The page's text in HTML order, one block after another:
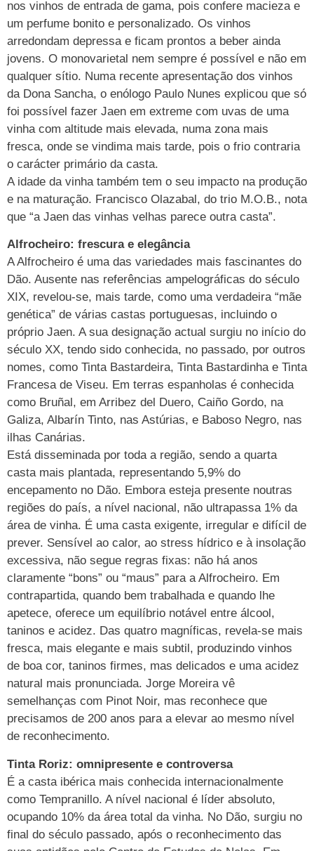
nos vinhos de entrada de gama, pois confere macieza e
um perfume bonito e personalizado. Os vinhos
arredondam depressa e ficam prontos a beber ainda
jovens. O monovarietal nem sempre é possível e não em
qualquer sítio. Numa recente apresentação dos vinhos
da Dona Sancha, o enólogo Paulo Nunes explicou que só
foi possível fazer Jaen em extreme com uvas de uma
vinha com altitude mais elevada, numa zona mais
fresca, onde se vindima mais tarde, pois o frio contraria
o carácter primário da casta.
A idade da vinha também tem o seu impacto na produção
e na maturação. Francisco Olazabal, do trio M.O.B., nota
que “a Jaen das vinhas velhas parece outra casta”.
Alfrocheiro: frescura e elegância
A Alfrocheiro é uma das variedades mais fascinantes do
Dão. Ausente nas referências ampelográficas do século
XIX, revelou-se, mais tarde, como uma verdadeira “mãe
genética” de várias castas portuguesas, incluindo o
próprio Jaen. A sua designação actual surgiu no início do
século XX, tendo sido conhecida, no passado, por outros
nomes, como Tinta Bastardeira, Tinta Bastardinha e Tinta
Francesa de Viseu. Em terras espanholas é conhecida
como Bruñal, em Arribez del Duero, Caiño Gordo, na
Galiza, Albarín Tinto, nas Astúrias, e Baboso Negro, nas
ilhas Canárias.
Está disseminada por toda a região, sendo a quarta
casta mais plantada, representando 5,9% do
encepamento no Dão. Embora esteja presente noutras
regiões do país, a nível nacional, não ultrapassa 1% da
área de vinha. É uma casta exigente, irregular e difícil de
prever. Sensível ao calor, ao stress hídrico e à insolação
excessiva, não segue regras fixas: não há anos
claramente “bons” ou “maus” para a Alfrocheiro. Em
contrapartida, quando bem trabalhada e quando lhe
apetece, oferece um equilíbrio notável entre álcool,
taninos e acidez. Das quatro magníficas, revela-se mais
fresca, mais elegante e mais subtil, produzindo vinhos
de boa cor, taninos firmes, mas delicados e uma acidez
natural mais pronunciada. Jorge Moreira vê
semelhanças com Pinot Noir, mas reconhece que
precisamos de 200 anos para a elevar ao mesmo nível
de reconhecimento.
Tinta Roriz: omnipresente e controversa
É a casta ibérica mais conhecida internacionalmente
como Tempranillo. A nível nacional é líder absoluto,
ocupando 10% da área total da vinha. No Dão, surgiu no
final do século passado, após o reconhecimento das